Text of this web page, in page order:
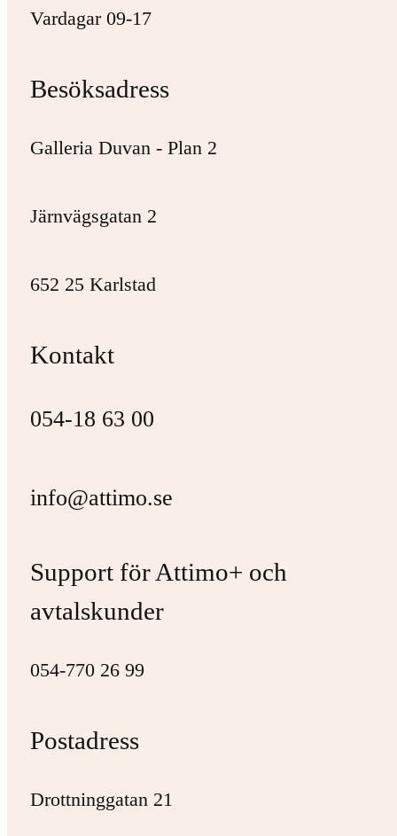
Vardagar 09-17
Besöksadress
Galleria Duvan - Plan 2
Järnvägsgatan 2
652 25 Karlstad
Kontakt
054-18 63 00
info@attimo.se
Support för Attimo+ och
avtalskunder
054-770 26 99
Postadress
Drottninggatan 21